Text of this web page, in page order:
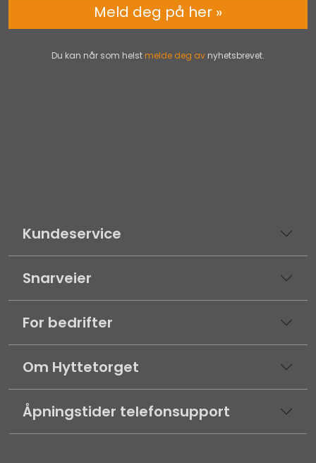
Kundeservice
Snarveier
For bedrifter
Om Hyttetorget
Åpningstider telefonsupport
Du kan når som helst melde deg av nyhetsbrevet.
Meld deg på her »